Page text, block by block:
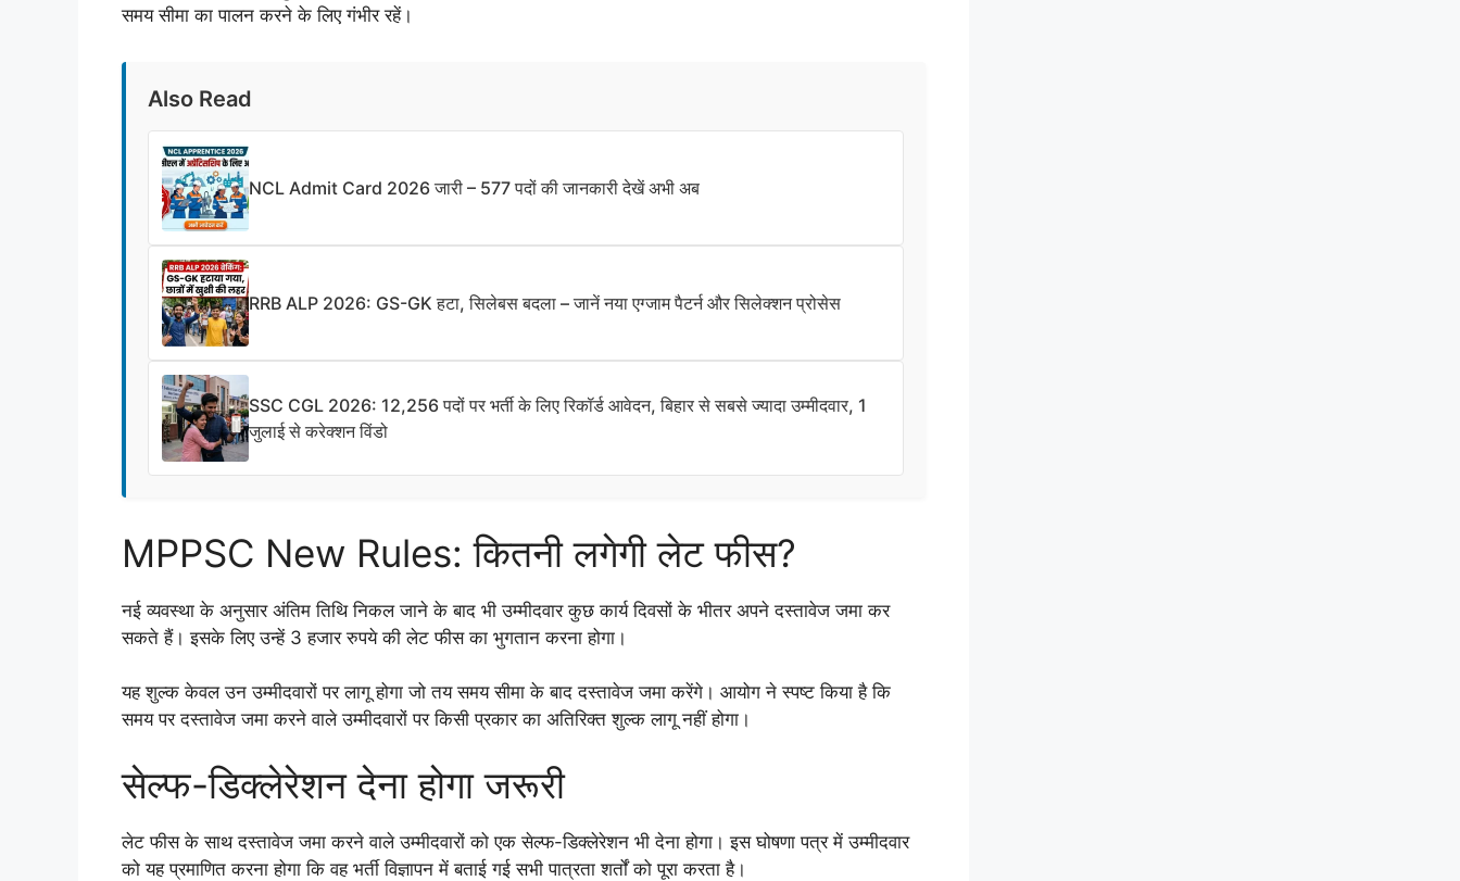
समय सीमा का पालन करने के लिए गंभीर रहें।
Also Read
NCL Admit Card 2026 जारी – 577 पदों की जानकारी देखें अभी अब
RRB ALP 2026: GS-GK हटा, सिलेबस बदला – जानें नया एग्जाम पैटर्न और सिलेक्शन प्रोसेस
SSC CGL 2026: 12,256 पदों पर भर्ती के लिए रिकॉर्ड आवेदन, बिहार से सबसे ज्यादा उम्मीदवार, 1
जुलाई से करेक्शन विंडो
MPPSC New Rules: कितनी लगेगी लेट फीस?
नई व्यवस्था के अनुसार अंतिम तिथि निकल जाने के बाद भी उम्मीदवार कुछ कार्य दिवसों के भीतर अपने दस्तावेज जमा कर
सकते हैं। इसके लिए उन्हें 3 हजार रुपये की लेट फीस का भुगतान करना होगा।
यह शुल्क केवल उन उम्मीदवारों पर लागू होगा जो तय समय सीमा के बाद दस्तावेज जमा करेंगे। आयोग ने स्पष्ट किया है कि
समय पर दस्तावेज जमा करने वाले उम्मीदवारों पर किसी प्रकार का अतिरिक्त शुल्क लागू नहीं होगा।
सेल्फ-डिक्लेरेशन देना होगा जरूरी
लेट फीस के साथ दस्तावेज जमा करने वाले उम्मीदवारों को एक सेल्फ-डिक्लेरेशन भी देना होगा। इस घोषणा पत्र में उम्मीदवार
को यह प्रमाणित करना होगा कि वह भर्ती विज्ञापन में बताई गई सभी पात्रता शर्तों को पूरा करता है।